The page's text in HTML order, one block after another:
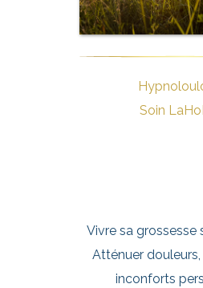
Soin
Vivre sa grossesse
Atténuer
inconforts